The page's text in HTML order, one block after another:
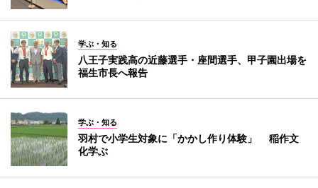
学ぶ・知る
八王子実践高の近藤選手・座間選手、甲子園出場を
福生市長へ報告
学ぶ・知る
羽村で小学生対象に「かかし作り体験」 稲作文
化学ぶ